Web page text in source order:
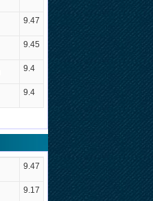
9.47
9.45
9.4
9.4
9.47
9.17